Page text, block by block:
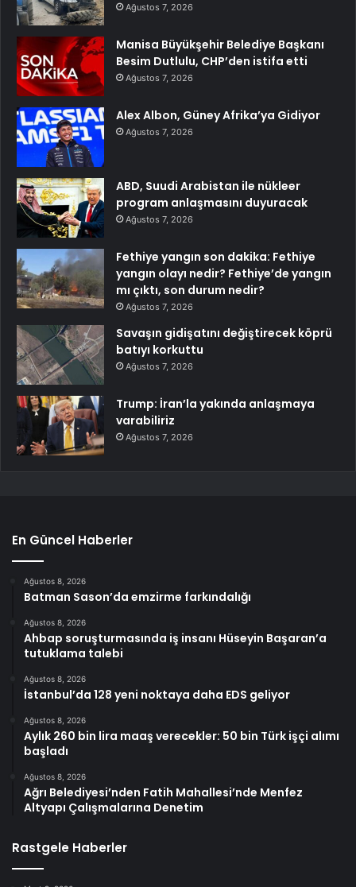
Ağustos 7, 2026
Manisa Büyükşehir Belediye Başkanı
Besim Dutlulu, CHP’den istifa etti
Ağustos 7, 2026
Alex Albon, Güney Afrika’ya Gidiyor
Ağustos 7, 2026
ABD, Suudi Arabistan ile nükleer
program anlaşmasını duyuracak
Ağustos 7, 2026
Fethiye yangın son dakika: Fethiye
yangın olayı nedir? Fethiye’de yangın
mı çıktı, son durum nedir?
Ağustos 7, 2026
Savaşın gidişatını değiştirecek köprü
batıyı korkuttu
Ağustos 7, 2026
Trump: İran’la yakında anlaşmaya
varabiliriz
Ağustos 7, 2026
En Güncel Haberler
Ağustos 8, 2026
Batman Sason’da emzirme farkındalığı
Ağustos 8, 2026
Ahbap soruşturmasında iş insanı Hüseyin Başaran’a
tutuklama talebi
Ağustos 8, 2026
İstanbul’da 128 yeni noktaya daha EDS geliyor
Ağustos 8, 2026
Aylık 260 bin lira maaş verecekler: 50 bin Türk işçi alımı
başladı
Ağustos 8, 2026
Ağrı Belediyesi’nden Fatih Mahallesi’nde Menfez
Altyapı Çalışmalarına Denetim
Rastgele Haberler